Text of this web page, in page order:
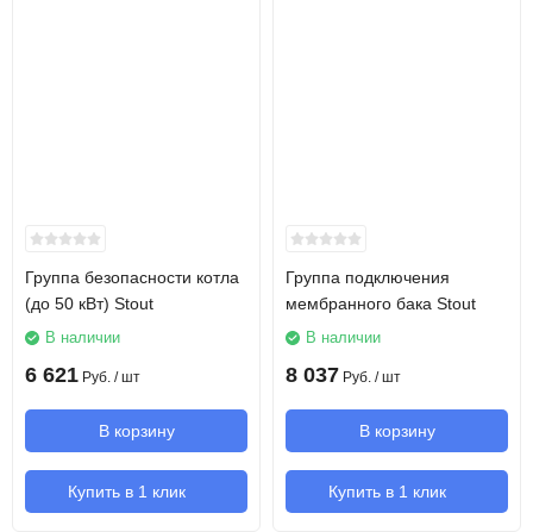
Группа безопасности котла
(до 50 кВт) Stout
В наличии
6 621 Руб. / шт
В корзину
Купить в 1 клик
Группа подключения
мембранного бака Stout
В наличии
8 037 Руб. / шт
В корзину
Купить в 1 клик